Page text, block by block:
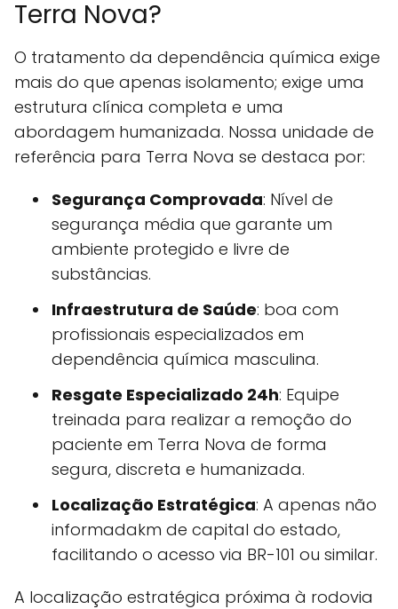
Terra Nova?
O tratamento da dependência química exige
mais do que apenas isolamento; exige uma
estrutura clínica completa e uma
abordagem humanizada. Nossa unidade de
referência para Terra Nova se destaca por:
Segurança Comprovada: Nível de
segurança média que garante um
ambiente protegido e livre de
substâncias.
Infraestrutura de Saúde: boa com
profissionais especializados em
dependência química masculina.
Resgate Especializado 24h: Equipe
treinada para realizar a remoção do
paciente em Terra Nova de forma
segura, discreta e humanizada.
Localização Estratégica: A apenas não
informadakm de capital do estado,
facilitando o acesso via BR-101 ou similar.
A localização estratégica próxima à rodovia